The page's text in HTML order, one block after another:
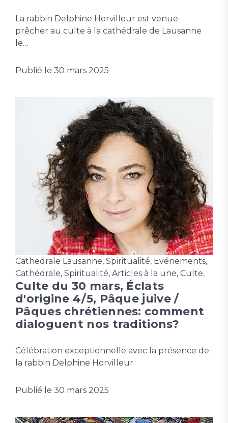
La rabbin Delphine Horvilleur est venue
prêcher au culte à la cathédrale de Lausanne
le…
Publié le 30 mars 2025
Cathedrale Lausanne, Spiritualité, Evénements,
Cathédrale, Spiritualité, Articles à la une, Culte,
Culte du 30 mars, Éclats
d'origine 4/5, Pâque juive /
Pâques chrétiennes: comment
dialoguent nos traditions?
Célébration exceptionnelle avec la présence de
la rabbin Delphine Horvilleur.
Publié le 30 mars 2025